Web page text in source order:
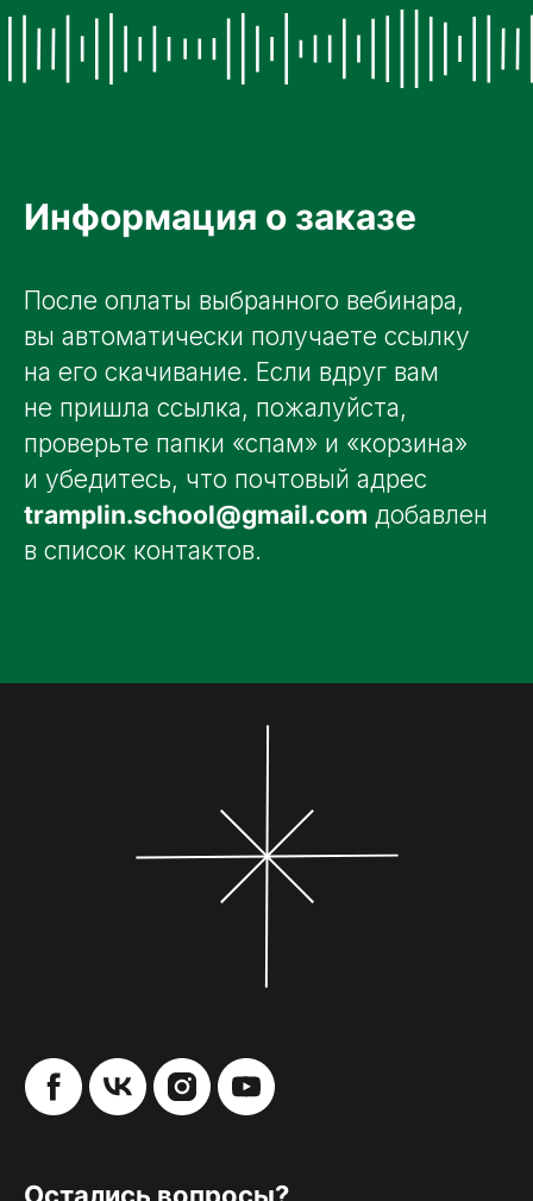
Информация о заказе
После оплаты выбранного вебинара,
вы автоматически получаете ссылку
на его скачивание. Если вдруг вам
не пришла ссылка, пожалуйста,
проверьте папки «спам» и «корзина»
и убедитесь, что почтовый адрес
tramplin.school@gmail.com добавлен
в список контактов.